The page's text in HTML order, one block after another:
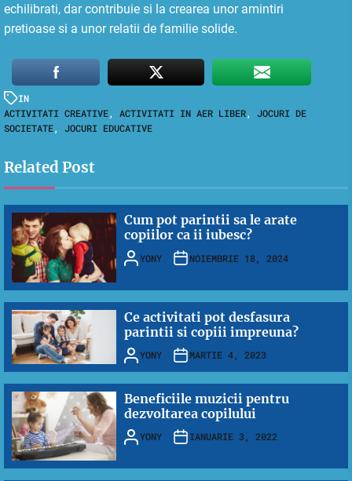
echilibrati, dar contribuie si la crearea unor amintiri
pretioase si a unor relatii de familie solide.
IN
ACTIVITATI CREATIVE, ACTIVITATI IN AER LIBER, JOCURI DE
SOCIETATE, JOCURI EDUCATIVE
Related Post
Cum pot parintii sa le arate
copiilor ca ii iubesc?
YONY NOIEMBRIE 18, 2024
Ce activitati pot desfasura
parintii si copiii impreuna?
YONY MARTIE 4, 2023
Beneficiile muzicii pentru
dezvoltarea copilului
YONY IANUARIE 3, 2022